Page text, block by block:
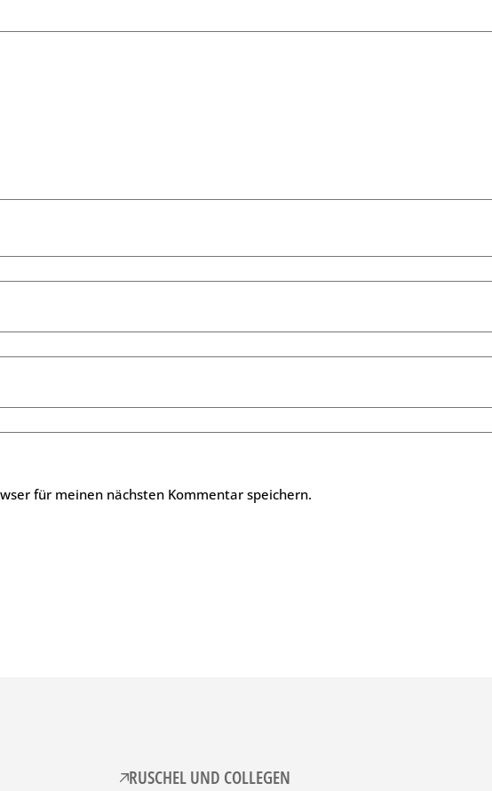
für meinen nächsten Kommentar speichern.
RUSCHEL UND COLLEGEN